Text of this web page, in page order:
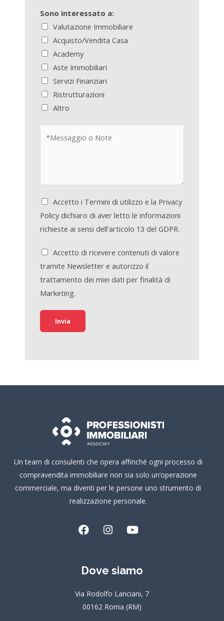
Sono interessato a:
Valutazione Immobiliare
Acquisto/Vendita Casa
Academy
Aste Immobiliari
Servizi Finanziari
Ristrutturazioni
Altro
Accetto i Termini di utilizzo e la Privacy
Policy dichiaro di aver letto le informazioni
richieste ai sensi dell'articolo 13 del GDPR.
Accetto di ricevere contenuti di valore
tramite Newsletter e autorizzo il
trattamento dei miei dati per finalità di
Marketing.
Invia
Un team di consulenti che opera affinché ogni processo di
compravendita immobiliare non sia solo un’operazione
commerciale, ma diventi per le persone uno strumento di
realizzazione personale.
F
a
b
o
k
I
a
r
a
m
Y
u
e
Dove siamo
Via Rodolfo Lanciani, 7
00162 Roma (RM)